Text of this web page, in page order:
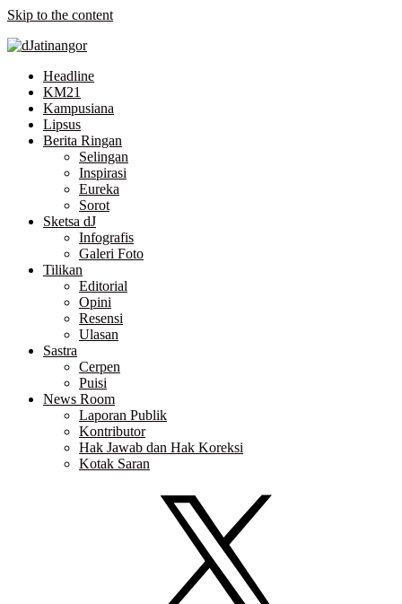
Skip to the content
Headline
KM21
Kampusiana
Lipsus
Berita Ringan
Selingan
Inspirasi
Eureka
Sorot
Sketsa dJ
Infografis
Galeri Foto
Tilikan
Editorial
Opini
Resensi
Ulasan
Sastra
Cerpen
Puisi
News Room
Laporan Publik
Kontributor
Hak Jawab dan Hak Koreksi
Kotak Saran